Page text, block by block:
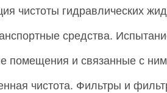
чистоты гидравлических
средства.
помещения и связанные с
чистота. Фильтры и